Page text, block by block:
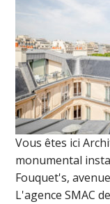
Vous êtes ici
monumental
Fouquet's,
L'agence SMAC